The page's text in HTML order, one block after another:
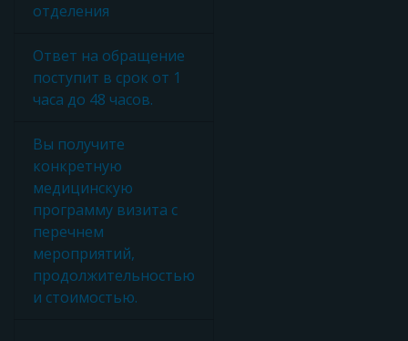
отделения
Ответ на обращение
поступит в срок от 1
часа до 48 часов.
Вы получите
конкретную
медицинскую
программу визита с
перечнем
мероприятий,
продолжительностью
и стоимостью.